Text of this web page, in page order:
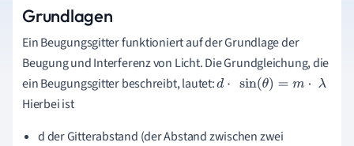
Grundlagen
Ein Beugungsgitter funktioniert auf der Grundlage der
Beugung und Interferenz von Licht. Die Grundgleichung, die
ein Beugungsgitter beschreibt, lautet:d sin(θ)=m ⋅λ
Hierbei ist
d der Gitterabstand (der Abstand zwischen zwei